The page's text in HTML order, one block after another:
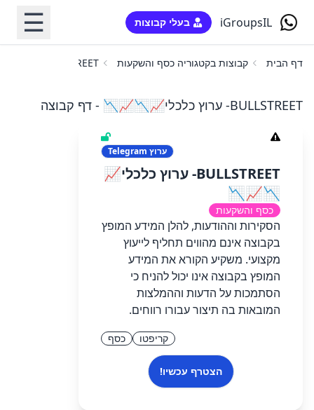
iGroupsIL בעלי קבוצות ☰
דף הבית קבוצות בקטגוריה כסף והשקעות BULLSTREET- ערוץ כלכלי📈📉📈📉
BULLSTREET- ערוץ כלכלי📈📉📈📉 - דף קבוצה
ערוץ
BULLSTREET- ערוץ כלכלי📈
📉📈📉
כסף והשקעות
הסקירות וההודעות, להלן המידע המופץ
בקבוצה אינם מהווים תחליף לייעוץ
מקצועי. משקיע הקורא את המידע
המופץ בקבוצה אינו יכול להניח כי
הסתמכות על הדעות וההמלצות
המובאות בה תיצור עבורו רווחים.
קריפטו כסף
הצטרף עכשיו!